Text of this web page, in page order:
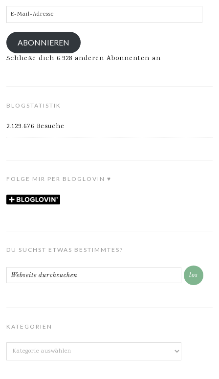
E-
Mail-
Adresse
ABONNIEREN
Schließe dich 6.928 anderen Abonnenten an
BLOGSTATISTIK
2.129.676 Besuche
FOLGE MIR PER BLOGLOVIN ♥
DU SUCHST ETWAS BESTIMMTES?
KATEGORIEN
Kategorien